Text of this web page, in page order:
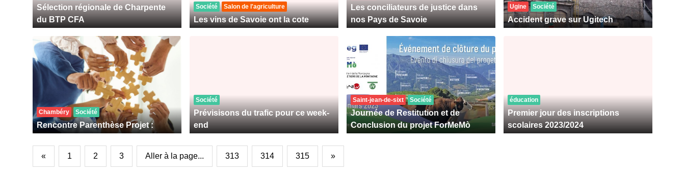
Sélection régionale de Charpente
du BTP CFA
Société Salon de l'agriculture
Les vins de Savoie ont la cote
Les conciliateurs de justice dans
nos Pays de Savoie
Ugine Société
Accident grave sur Ugitech
Chambéry Société
Rencontre Parenthèse Projet :
Société
Prévisisons du trafic pour ce week-
end
Saint-jean-de-sixt Société
Journée de Restitution et de
Conclusion du projet ForMeMò
éducation
Premier jour des inscriptions
scolaires 2023/2024
« 1 2 3 Aller à la page... 313 314 315 »